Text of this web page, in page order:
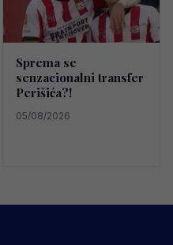
Sprema se
senzacionalni transfer
Perišića?!
05/08/2026